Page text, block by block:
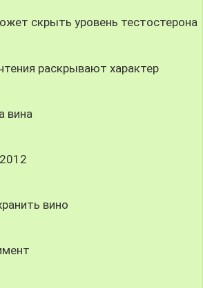
скрыть уровень тестостерона
раскрывают характер
вина
вино